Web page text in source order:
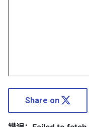
Share on